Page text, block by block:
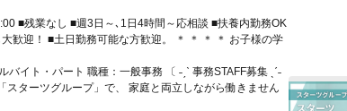
■残業なし ■週3日～､1日4時間～応相談 ■扶養内勤務OK
歓迎！ ■土日勤務可能な方歓迎。 ＊ ＊ ＊ ＊ お子様の学
イト・パート 職種：一般事務 〔 ˗ˏˋ 事務STAFF募集 ˎˊ˗
スターツグループ」で、 家庭と両立しながら働きません